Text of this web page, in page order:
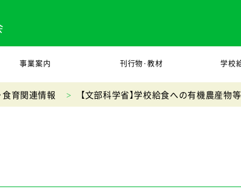
事業案内 刊行物･教材 学校
食育関連情報 【文部科学省】学校給食への有機農産物